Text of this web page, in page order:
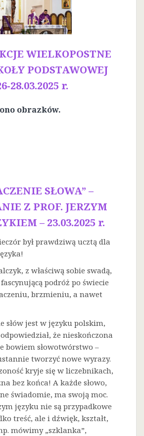
WIELKOPOSTNE
PODSTAWOWEJ
28.03.2025 r.
obrazków.
SŁOWA” –
Z PROF. JERZYM
– 23.03.2025 r.
był prawdziwą ucztą dla
z właściwą sobie swadą,
podróż po świecie
brzmieniu, a nawet
słów jest w języku polskim,
że nieskończona
bowiem słowotwórstwo –
tworzyć nowe wyrazy.
kryje się w liczebnikach,
bez końca! A każde słowo,
świadomie, ma swoją moc.
języku nie są przypadkowe
treść, ale i dźwięk, kształt,
mówimy „szklanka”,